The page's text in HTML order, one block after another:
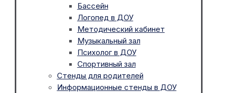
Бассейн
Логопед в ДОУ
Методический кабинет
Музыкальный зал
Психолог в ДОУ
Спортивный зал
Стенды для родителей
Информационные стенды в ДОУ